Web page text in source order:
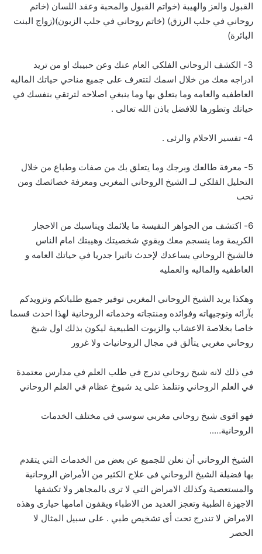
القبول والعز والهيبة (خواتم القبول والمحبة وعقد اللسان (خاتم
روحاني في جلب الرزق) (خاتم روحاني في جلب الزبون)(زواج البنت
البائرة)
3- الكشف الروحاني الفلكي العام عنك وعن حبيبك او من تريد
ادراجه معك من خلال اسمك لتتعرف على جميع مناحي حياتك الماليه
العاطفيه والعامه وما يتعلق بها وما ينبغي اصلاحه لترتقي بنفسك في
حياتك وتطورها للافضل باذن الله تعالى .
4- تفسير الاحلام والرئى .
5- معرفة طالعك وبرجك وما يتعلق بك من صفات وطباع من خلال
التحليل الفلكي لــ الشيخ الروحاني المغربي ومعرفة خصائصك ومن
تحب
6- اكتشف من الجواهر النفيسة ما يلائمك ويناسبك من الاحجار
الكريمة وما ينسجم معك ويقوي شخصيتك وهيبتك امام الناس
فالشيخ الروحاني يساعدك لإحدث تاثيرا جدريا في حياتك العامه و
العاطفيه والماليه والعمليه
وهكذا يريد الشيخ الروحاني المغربي توفير جميع طلباتكم وتزويدكم
بآرائه وتوجيهاته وفوائده ومنتجاته وخدماته الروحانية لهذا احدث قسما
خاصا بخلاصة الاعشاب والزيوت الطبيعية ليكون بذلك اول شيخ
روحاني مغربي يتألق في مجال الروحانيات ولا غرور
في ذلك لانه شيخ روحاني تدرج في طلب العلم في مدارس معتمدة
في العلم الروحاني وتتلمذ على يد شيوخ عظام في العلم الروحاني
فهو اقوى شيخ روحاني مغربي سوسي في مختلف الخدمات
الروحانية…..
الشيخ الروحاني أن نعلن للجميع عن بعض من الخدمات التي يتقدم
بها فضيلة الشيخ الروحاني فى علاج الكثير من الأمراض الروحانية
والمستعصية وكذلك الامراض التي لا ترى بالمجاهر ولا تكشفها
الاجهزة الطبية وتعجز العديد من الاطباء ويقفون امامها حيارى وهذه
الامراض لا تندرج تحت أى تشخيص طبي . على سبيل المثال لا
الحصر